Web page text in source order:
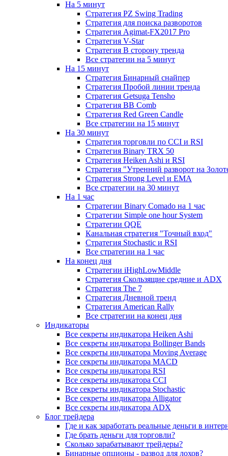
На 5 минут
Стратегия PZ Swing Trading
Стратегия для поиска разворотов
Стратегия Agimat-FX2017 Pro
Стратегия V-Star
Стратегия В сторону тренда
Все стратегии на 5 минут
На 15 минут
Стратегия Бинарный снайпер
Стратегия Пробой линии тренда
Стратегия Getsuga Tensho
Стратегия ВВ Comb
Стратегия Red Green Candle
Все стратегии на 15 минут
На 30 минут
Стратегия торговли по CCI и RSI
Стратегия Binary TRX 50
Стратегия Heiken Ashi и RSI
Стратегия "Утренний разворот на
Стратегия Strong Level и EMA
Все стратегии на 30 минут
На 1 час
Стратегии Binary Comado на 1 час
Стратегии Simple one hour System
Стратегии QQE
Канальная стратегия "Точный вход"
Стратегия Stochastic и RSI
Все стратегии на 1 час
На конец дня
Стратегии iHighLowMiddle
Стратегия Скользящие средние и ADX
Стратегия The 7
Стратегия Дневной тренд
Стратегия American Rally
Все стратегии на конец дня
Индикаторы
Все секреты индикатора Heiken Ashi
Все секреты индикатора Bollinger Bands
Все секреты индикатора Moving Average
Все секреты индикатора MACD
Все секреты индикатора RSI
Все секреты индикатора CCI
Все секреты индикатора Stochastic
Все секреты индикатора Alligator
Все секреты индикатора ADX
Блог трейдера
Где и как заработать реальные деньги в
Где брать деньги для торговли?
Сколько зарабатывают трейдеры?
Бинарные опционы - развод для лохов?